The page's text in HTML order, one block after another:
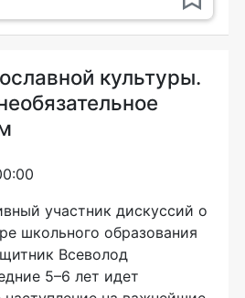
культуры.
участник дискуссий о
школьного образования
Всеволод
5–6 лет идет